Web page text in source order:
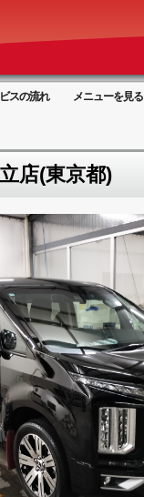
スの流れ メニューを見る
店(東京都)